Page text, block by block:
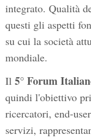
integrato. Qualità
questi gli aspetti
su cui la società
mondiale.
Il 5° Forum
quindi l'obiettivo
ricercatori, end-
servizi,